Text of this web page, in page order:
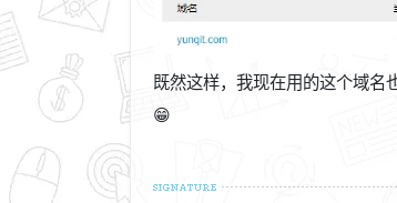
既然这样，我现在用的这个域名
😁